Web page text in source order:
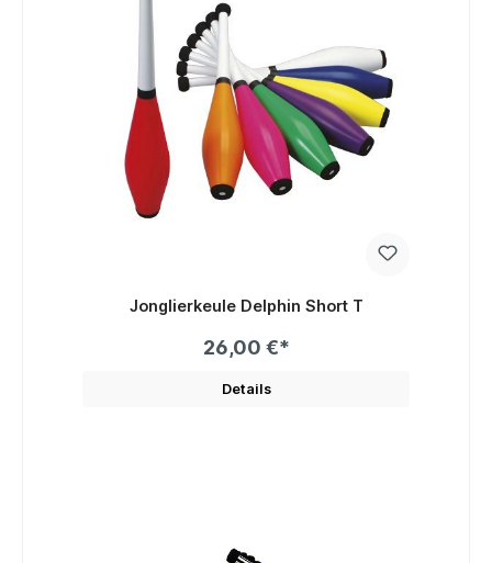
Jonglierkeule Delphin Short T
26,00 €*
Details